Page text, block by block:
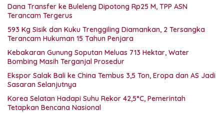
Dana Transfer ke Buleleng Dipotong Rp25 M, TPP ASN
Terancam Tergerus
593 Kg Sisik dan Kuku Trenggiling Diamankan, 2 Tersangka
Terancam Hukuman 15 Tahun Penjara
Kebakaran Gunung Soputan Meluas 713 Hektar, Water
Bombing Masih Terganjal Prosedur
Ekspor Salak Bali ke China Tembus 3,5 Ton, Eropa dan AS Jadi
Sasaran Selanjutnya
Korea Selatan Hadapi Suhu Rekor 42,5°C, Pemerintah
Tetapkan Bencana Nasional